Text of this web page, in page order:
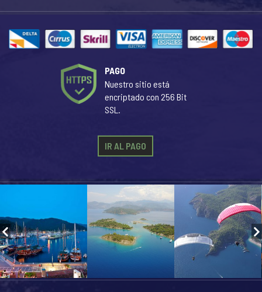
PAGO
Nuestro sitio está
encriptado con 256 Bit
SSL.
IR AL PAGO